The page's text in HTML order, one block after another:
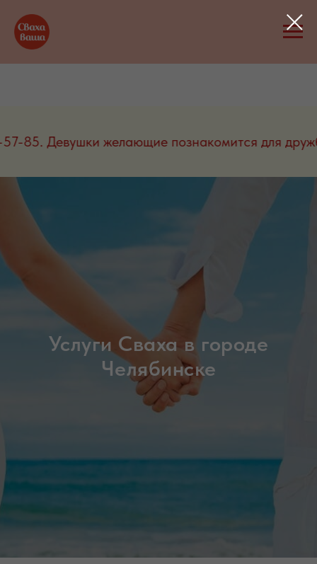
сегодня! 8-967-861-57-85. Девушки
Услуги Сваха в городе
Челябинске